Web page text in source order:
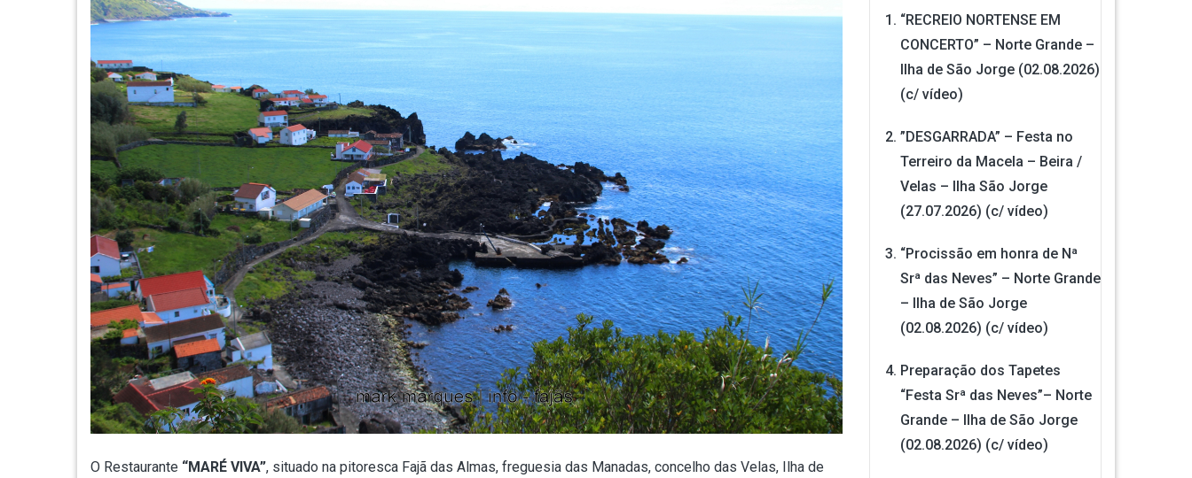
O Restaurante “MARÉ VIVA”, situado na pitoresca Fajã das Almas, freguesia das Manadas, concelho das Velas, Ilha de
“RECREIO NORTENSE EM
CONCERTO” – Norte Grande –
Ilha de São Jorge (02.08.2026)
(c/ vídeo)
”DESGARRADA” – Festa no
Terreiro da Macela – Beira /
Velas – Ilha São Jorge
(27.07.2026) (c/ vídeo)
“Procissão em honra de Nª
Srª das Neves” – Norte Grande
– Ilha de São Jorge
(02.08.2026) (c/ vídeo)
Preparação dos Tapetes
“Festa Srª das Neves”– Norte
Grande – Ilha de São Jorge
(02.08.2026) (c/ vídeo)